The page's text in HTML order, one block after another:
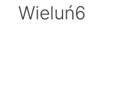
Wieluń6